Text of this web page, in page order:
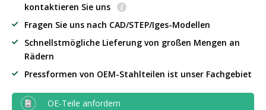
kontaktieren Sie uns
Fragen Sie uns nach CAD/STEP/Iges-Modellen
Schnellstmögliche Lieferung von großen Mengen an
Rädern
Pressformen von OEM-Stahlteilen ist unser Fachgebiet
OE-Teile anfordern